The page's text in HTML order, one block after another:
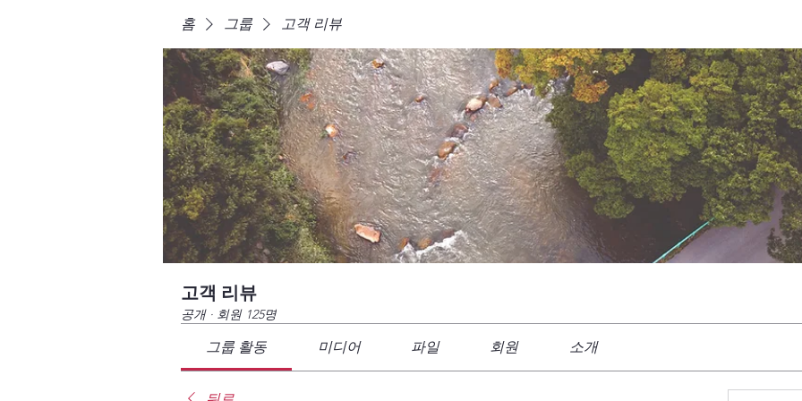
홈 그룹 고객 리뷰
고객 리뷰
공개 · 회원 125명
그룹 활동 미디어 파일 회원 소개